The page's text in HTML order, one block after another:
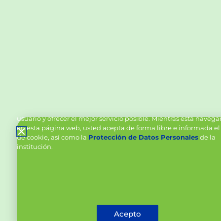
usuario y ofrecer el mejor servicio posible. Mientras está
en esta página web, usted acepta de forma libre e informada el
de cookie, así como la Protección de Datos Personalesde la
institución.
Acepto